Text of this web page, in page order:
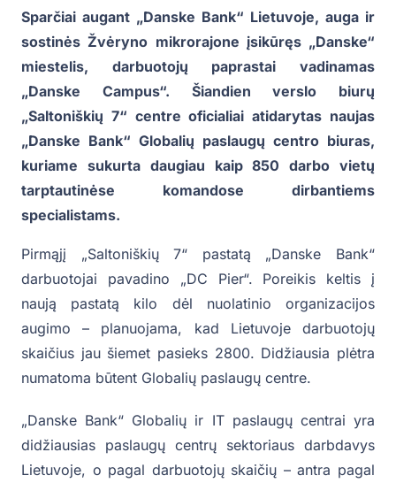
Sparčiai augant „Danske Bank“ Lietuvoje, auga ir
sostinės Žvėryno mikrorajone įsikūręs „Danske“
miestelis, darbuotojų paprastai vadinamas
„Danske Campus“. Šiandien verslo biurų
„Saltoniškių 7“ centre oficialiai atidarytas naujas
„Danske Bank“ Globalių paslaugų centro biuras,
kuriame sukurta daugiau kaip 850 darbo vietų
tarptautinėse komandose dirbantiems
specialistams.
Pirmąjį „Saltoniškių 7“ pastatą „Danske Bank“
darbuotojai pavadino „DC Pier“. Poreikis keltis į
naują pastatą kilo dėl nuolatinio organizacijos
augimo – planuojama, kad Lietuvoje darbuotojų
skaičius jau šiemet pasieks 2800. Didžiausia plėtra
numatoma būtent Globalių paslaugų centre.
„Danske Bank“ Globalių ir IT paslaugų centrai yra
didžiausias paslaugų centrų sektoriaus darbdavys
Lietuvoje, o pagal darbuotojų skaičių – antra pagal